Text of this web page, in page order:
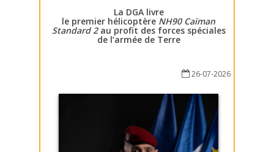
La DGA livre
le premier hélicoptère NH90 Caïman
Standard 2au profit des forces spéciales
de l’armée de Terre
26-07-2026